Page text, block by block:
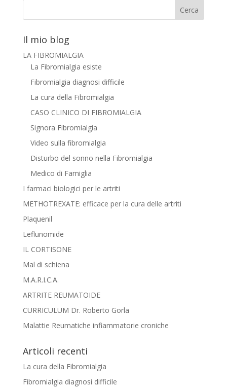
Il mio blog
LA FIBROMIALGIA
La Fibromialgia esiste
Fibromialgia diagnosi difficile
La cura della Fibromialgia
CASO CLINICO DI FIBROMIALGIA
Signora Fibromialgia
Video sulla fibromialgia
Disturbo del sonno nella Fibromialgia
Medico di Famiglia
I farmaci biologici per le artriti
METHOTREXATE: efficace per la cura delle artriti
Plaquenil
Leflunomide
IL CORTISONE
Mal di schiena
M.A.R.I.C.A.
ARTRITE REUMATOIDE
CURRICULUM Dr. Roberto Gorla
Malattie Reumatiche infiammatorie croniche
Articoli recenti
La cura della Fibromialgia
Fibromialgia diagnosi difficile